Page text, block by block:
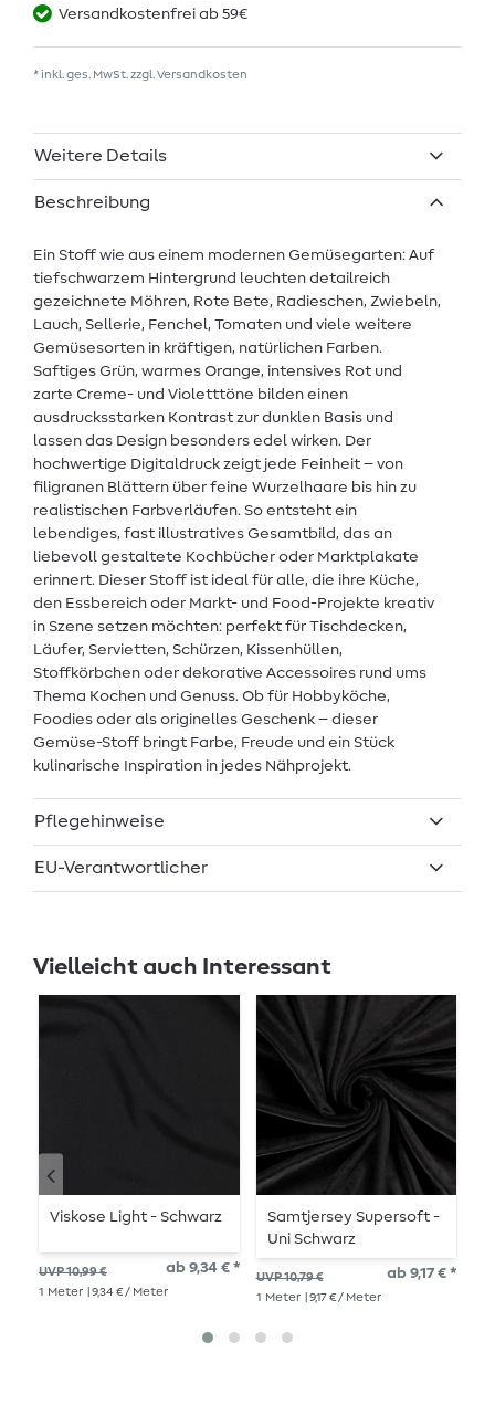
Versandkostenfrei ab 59€
* inkl. ges. MwSt. zzgl. Versandkosten
Weitere Details
Beschreibung
Ein Stoff wie aus einem modernen Gemüsegarten: Auf
tiefschwarzem Hintergrund leuchten detailreich
gezeichnete Möhren, Rote Bete, Radieschen, Zwiebeln,
Lauch, Sellerie, Fenchel, Tomaten und viele weitere
Gemüsesorten in kräftigen, natürlichen Farben.
Saftiges Grün, warmes Orange, intensives Rot und
zarte Creme- und Violetttöne bilden einen
ausdrucksstarken Kontrast zur dunklen Basis und
lassen das Design besonders edel wirken. Der
hochwertige Digitaldruck zeigt jede Feinheit – von
filigranen Blättern über feine Wurzelhaare bis hin zu
realistischen Farbverläufen. So entsteht ein
lebendiges, fast illustratives Gesamtbild, das an
liebevoll gestaltete Kochbücher oder Marktplakate
erinnert. Dieser Stoff ist ideal für alle, die ihre Küche,
den Essbereich oder Markt- und Food-Projekte kreativ
in Szene setzen möchten: perfekt für Tischdecken,
Läufer, Servietten, Schürzen, Kissenhüllen,
Stoffkörbchen oder dekorative Accessoires rund ums
Thema Kochen und Genuss. Ob für Hobbyköche,
Foodies oder als originelles Geschenk – dieser
Gemüse-Stoff bringt Farbe, Freude und ein Stück
kulinarische Inspiration in jedes Nähprojekt.
Pflegehinweise
EU-Verantwortlicher
Vielleicht auch Interessant
Viskose Light - Schwarz
UVP 10,99 € ab 9,34 € *
1 Meter | 9,34 € / Meter
Samtjersey Supersoft -
Uni Schwarz
UVP 10,79 € ab 9,17 € *
1 Meter | 9,17 € / Meter